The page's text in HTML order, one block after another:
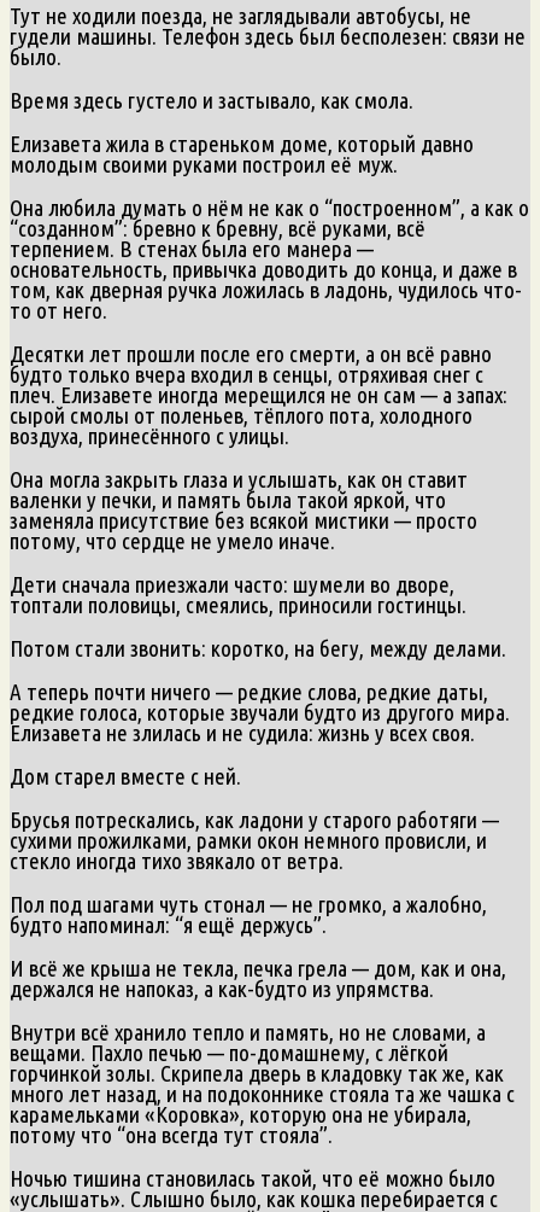
Тут не ходили поезда, не заглядывали автобусы, не
гудели машины. Телефон здесь был бесполезен: связи не
было.
Время здесь густело и застывало, как смола.
Елизавета жила в стареньком доме, который давно
молодым своими руками построил её муж.
Она любила думать о нём не как о “построенном”, а как о
“созданном”: бревно к бревну, всё руками, всё
терпением. В стенах была его манера —
основательность, привычка доводить до конца, и даже в
том, как дверная ручка ложилась в ладонь, чудилось что-
то от него.
Десятки лет прошли после его смерти, а он всё равно
будто только вчера входил в сенцы, отряхивая снег с
плеч. Елизавете иногда мерещился не он сам — а запах:
сырой смолы от поленьев, тёплого пота, холодного
воздуха, принесённого с улицы.
Она могла закрыть глаза и услышать, как он ставит
валенки у печки, и память была такой яркой, что
заменяла присутствие без всякой мистики — просто
потому, что сердце не умело иначе.
Дети сначала приезжали часто: шумели во дворе,
топтали половицы, смеялись, приносили гостинцы.
Потом стали звонить: коротко, на бегу, между делами.
А теперь почти ничего — редкие слова, редкие даты,
редкие голоса, которые звучали будто из другого мира.
Елизавета не злилась и не судила: жизнь у всех своя.
Дом старел вместе с ней.
Брусья потрескались, как ладони у старого работяги —
сухими прожилками, рамки окон немного провисли, и
стекло иногда тихо звякало от ветра.
Пол под шагами чуть стонал — не громко, а жалобно,
будто напоминал: “я ещё держусь”.
И всё же крыша не текла, печка грела — дом, как и она,
держался не напоказ, а как-будто из упрямства.
Внутри всё хранило тепло и память, но не словами, а
вещами. Пахло печью — по-домашнему, с лёгкой
горчинкой золы. Скрипела дверь в кладовку так же, как
много лет назад, и на подоконнике стояла та же чашка с
карамельками «Коровка», которую она не убирала,
потому что “она всегда тут стояла”.
Ночью тишина становилась такой, что её можно было
«услышать». Слышно было, как кошка перебирается с